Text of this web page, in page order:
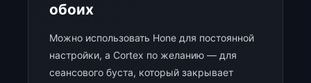
обоих
Можно использовать Hone для постоянной
настройки, а Cortex по желанию — для
сеансового буста, который закрывает